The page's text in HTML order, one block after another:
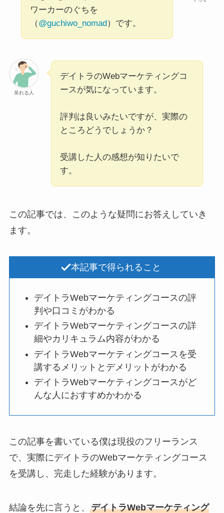
ワーカーのぐちを
（@guchiwo_nomad）です。
呆れる人
デイトラのWebマーケティングコ
ースが気になっています。
評判は良いみたいですが、実際の
ところどうでしょうか？
受講した人の感想が知りたいで
す。
この記事では、このような疑問にお答えしていき
ます。
本記事で得られること
デイトラWebマーケティングコースの評
判や口コミがわかる
デイトラWebマーケティングコースの詳
細やカリキュラム内容がわかる
デイトラWebマーケティングコースを受
講するメリットとデメリットがわかる
デイトラWebマーケティングコースがど
んな人におすすめかわかる
この記事を書いている僕は現役のフリーランス
で、実際にデイトラのWebマーケティングコース
を受講し、完走した経験があります。
結論を先に言うと、 デイトラWebマーケティング